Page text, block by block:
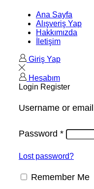
Ana Sayfa
Alışveriş Yap
Hakkımızda
İletişim
Giriş Yap
Hesabım
Login Register
Username or email
Password *
Lost password?
Remember Me